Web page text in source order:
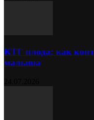
КТГ плода: как
малыша